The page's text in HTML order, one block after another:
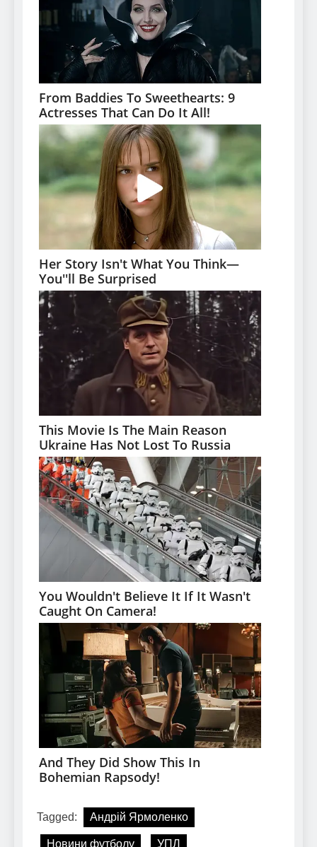
Tagged: Андрій Ярмоленко
Новини футболу УПЛ